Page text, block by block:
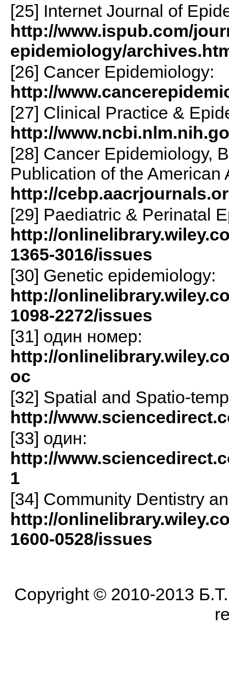
[25] Internet Journal of
http://www.ispub.com/
epidemiology/
[26] Cancer Epidemiology:
http://
[27] Clinical Practice &
http://
[28] Cancer Epidemiology,
Publication of the
http://
[29] Paediatric & Perinatal
http://
1365-3016/issues
[30] Genetic epidemiology:
http://
1098-2272/issues
[31] один номер:
http://
oc
[32] Spatial and Spatio-
http://
[33] один:
http://
1
[34] Community Dentistry
http://
1600-0528/issues
Copyright © 2010-2013